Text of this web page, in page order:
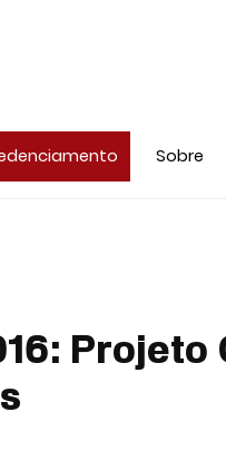
Sobre